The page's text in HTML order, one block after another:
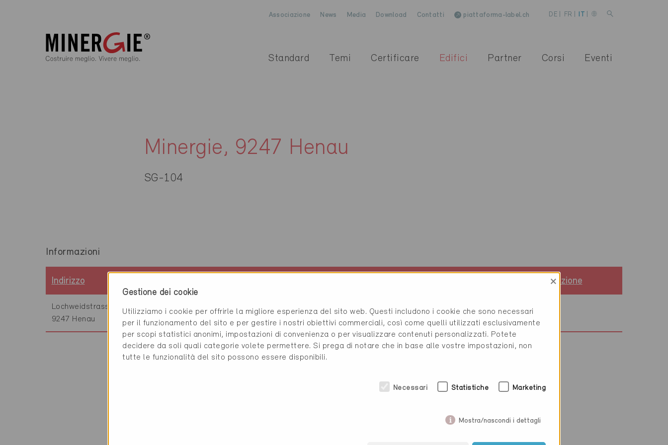
Associazione News Media Download Contatti piattaforma-label.ch DE FR IT
Standard Temi Certificare Edifici Partner Corsi Eventi
Minergie, 9247 Henau
SG-104
Informazioni
Indirizzo Standard di costruzione
Lochweidstrasse 45
9247 Henau
SG-104 Abitazioni MF, Nuova costruzione, 159 m
Definitivo 10.3.2000
100% Aria esterna della pompa di calore
Gestione dei cookie
×
Utilizziamo i cookie per offrirle la migliore esperienza del sito web. Questi includono i cookie che sono necessari
per il funzionamento del sito e per gestire i nostri obiettivi commerciali, così come quelli utilizzati esclusivamente
per scopi statistici anonimi, impostazioni di convenienza o per visualizzare contenuti personalizzati. Potete
decidere da soli quali categorie volete permettere. Si prega di notare che in base alle vostre impostazioni, non
tutte le funzionalità del sito possono essere disponibili.
Necessari Statistiche Marketing
Mostra/nascondi i dettagli